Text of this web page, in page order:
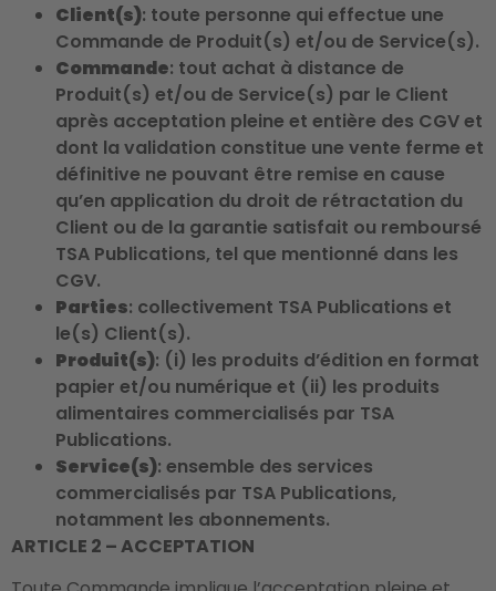
Client(s): toute personne qui effectue une
Commande de Produit(s) et/ou de Service(s).
Commande: tout achat à distance de
Produit(s) et/ou de Service(s) par le Client
après acceptation pleine et entière des CGV et
dont la validation constitue une vente ferme et
définitive ne pouvant être remise en cause
qu’en application du droit de rétractation du
Client ou de la garantie satisfait ou remboursé
TSA Publications, tel que mentionné dans les
CGV.
Parties: collectivement TSA Publications et
le(s) Client(s).
Produit(s): (i) les produits d’édition en format
papier et/ou numérique et (ii) les produits
alimentaires commercialisés par TSA
Publications.
Service(s): ensemble des services
commercialisés par TSA Publications,
notamment les abonnements.
ARTICLE 2 – ACCEPTATION